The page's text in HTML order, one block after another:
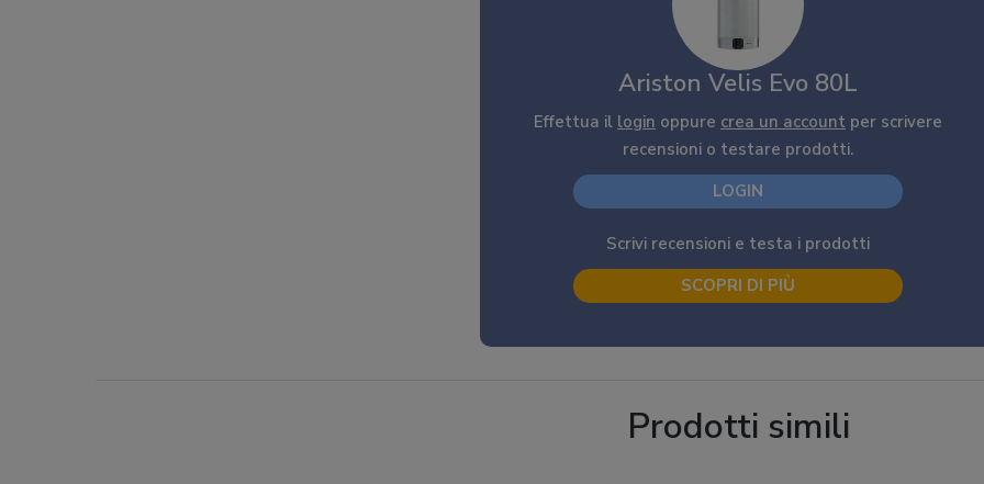
Ariston Velis Evo 80L
Effettua il login oppure crea un account per scrivere
recensioni o testare prodotti.
LOGIN
Scrivi recensioni e testa i prodotti
SCOPRI DI PIÙ
Prodotti simili